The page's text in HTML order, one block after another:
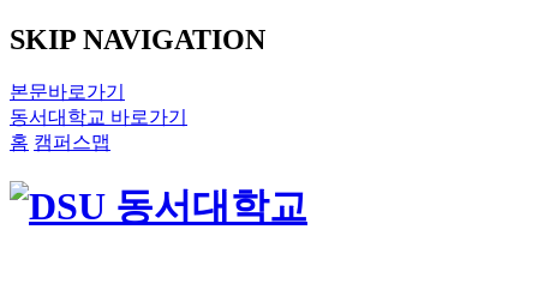
SKIP NAVIGATION
본문바로가기
동서대학교 바로가기
홈 캠퍼스맵